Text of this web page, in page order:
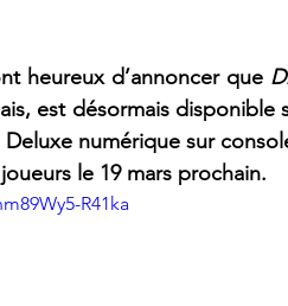
Awards Balan
heureux d’annoncer que
est désormais disponible
numérique sur
le 19 mars prochain.
R41ka